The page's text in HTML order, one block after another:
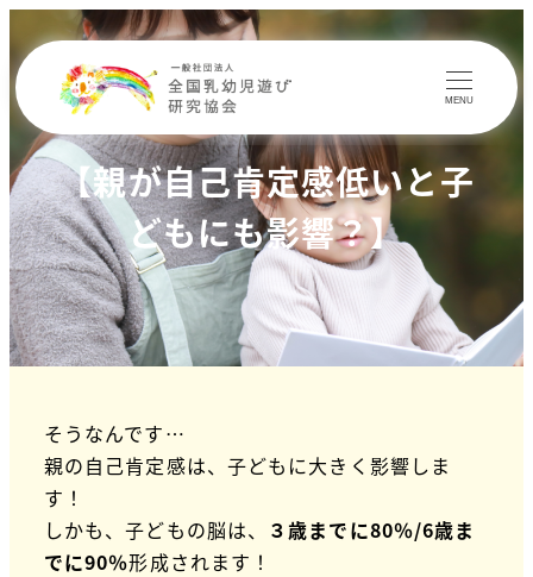
MENU
【親が自己肯定感低いと子
どもにも影響？】
そうなんです…
親の自己肯定感は、子どもに大きく影響しま
す！
しかも、子どもの脳は、
３歳までに80％/6歳ま
でに90％形成されます！